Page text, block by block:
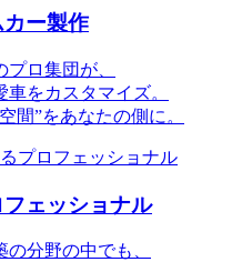
ー製作
ロ集団が、
車をカスタマイズ。
間”をあなたの側に。
ェッショナル
の分野の中でも、